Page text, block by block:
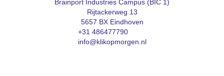
Brainport Industries Campus (BIC 1)
Rijtackerweg 13
5657 BX Eindhoven
+31 486477790
info@klikopmorgen.nl